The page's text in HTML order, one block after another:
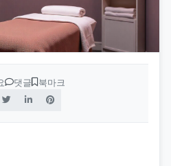
댓글 북마크